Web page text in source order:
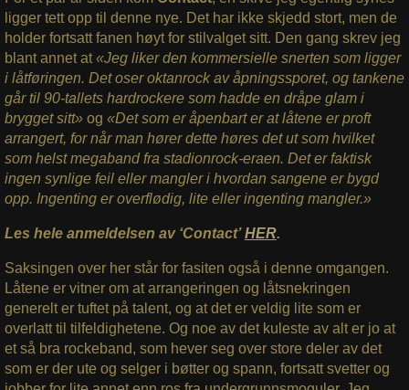
ligger tett opp til denne nye. Det har ikke skjedd stort, men de
holder fortsatt fanen høyt for stilvalget sitt. Den gang skrev jeg
blant annet at«Jeg liker den kommersielle snerten som ligger
i låtføringen. Det oser oktanrock av åpningssporet, og tankene
går til 90-tallets hardrockere som hadde en dråpe glam i
brygget sitt»og «Det som er åpenbart er at låtene er proft
arrangert, for når man hører dette høres det ut som hvilket
som helst megaband fra stadionrock-eraen. Det er faktisk
ingen synlige feil eller mangler i hvordan sangene er bygd
opp. Ingenting er overflødig, lite eller ingenting mangler.»
Les hele anmeldelsen av ‘Contact’HER.
Saksingen over her står for fasiten også i denne omgangen.
Låtene er vitner om at arrangeringen og låtsnekringen
generelt er tuftet på talent, og at det er veldig lite som er
overlatt til tilfeldighetene. Og noe av det kuleste av alt er jo at
et så bra rockeband, som hever seg over store deler av det
som er der ute og selger i bøtter og spann, fortsatt svetter og